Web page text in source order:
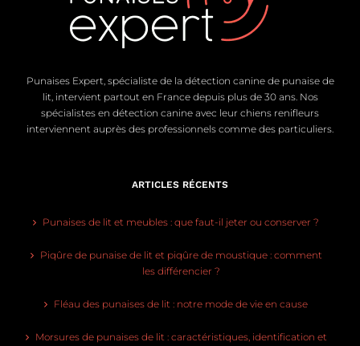
Punaises Expert, spécialiste de la détection canine de punaise de
lit, intervient partout en France depuis plus de 30 ans. Nos
spécialistes en détection canine avec leur chiens renifleurs
interviennent auprès des professionnels comme des particuliers.
ARTICLES RÉCENTS
Punaises de lit et meubles : que faut-il jeter ou conserver ?
Piqûre de punaise de lit et piqûre de moustique : comment
les différencier ?
Fléau des punaises de lit : notre mode de vie en cause
Morsures de punaises de lit : caractéristiques, identification et